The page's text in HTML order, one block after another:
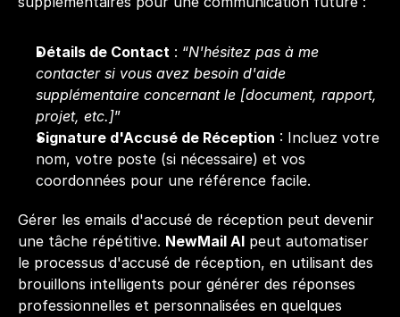
Détails de Contact : “N'hésitez pas à me
contacter si vous avez besoin d'aide
supplémentaire concernant le [document, rapport,
projet, etc.]”
Signature d'Accusé de Réception : Incluez votre
nom, votre poste (si nécessaire) et vos
coordonnées pour une référence facile.
Gérer les emails d'accusé de réception peut devenir
une tâche répétitive. NewMail AI peut automatiser
le processus d'accusé de réception, en utilisant des
brouillons intelligents pour générer des réponses
professionnelles et personnalisées en quelques